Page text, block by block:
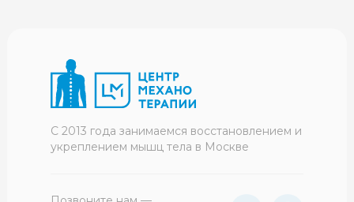
С 2013 года занимаемся восстановлением и
укреплением мышц тела в Москве